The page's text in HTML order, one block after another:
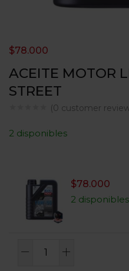
ACEITE MOTOR
STREET
(0 customer
$78.000
2 disponibles
$78.000
2 disponibles